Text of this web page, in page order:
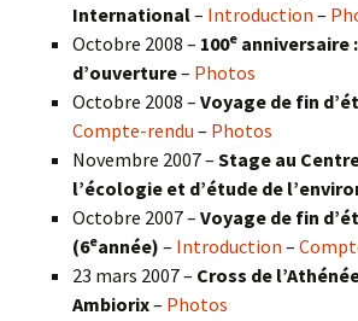
International– Introduction –
Octobre 2008 – 100e anniversaire
d’ouverture– Photos
Octobre 2008 – Voyage de fin
Compte-rendu – Photos
Novembre 2007 – Stage au
l’écologie et d’étude de
Octobre 2007 – Voyage de fin
(6eannée) – Introduction –
23 mars 2007 – Cross de
Ambiorix– Photos